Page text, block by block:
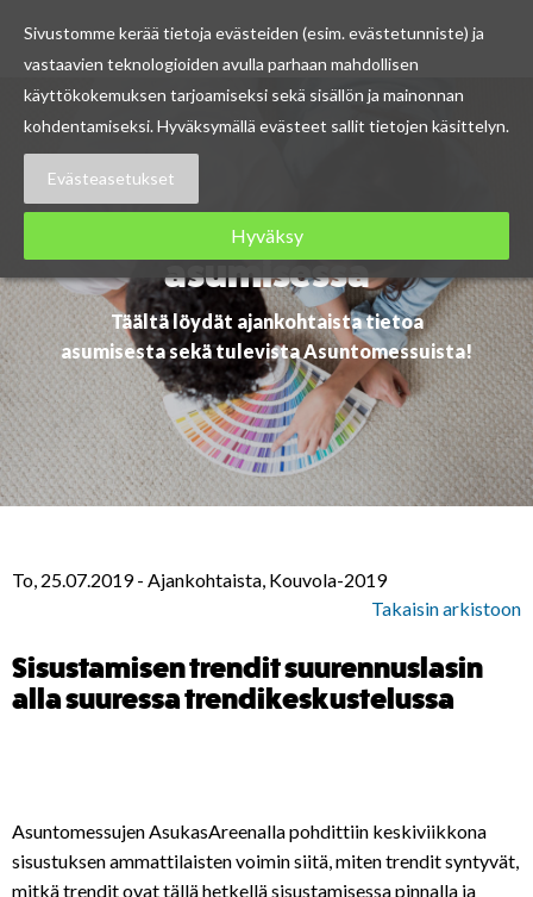
Skip
Ajankohtaista
asumisessa
Täältä löydät ajankohtaista tietoa
asumisesta sekä tulevista Asuntomessuista!
To, 25.07.2019- Ajankohtaista, Kouvola-2019
Takaisin arkistoon
Sisustamisen trendit suurennuslasin
alla suuressa trendikeskustelussa
Asuntomessujen AsukasAreenalla pohdittiin keskiviikkona
sisustuksen ammattilaisten voimin siitä, miten trendit syntyvät,
mitkä trendit ovat tällä hetkellä sisustamisessa pinnalla ja
Sivustomme kerää tietoja evästeiden (esim. evästetunniste) ja
vastaavien teknologioiden avulla parhaan mahdollisen
käyttökokemuksen tarjoamiseksi sekä sisällön ja mainonnan
kohdentamiseksi. Hyväksymällä evästeet sallit tietojen käsittelyn.
Evästeasetukset
Hyväksy